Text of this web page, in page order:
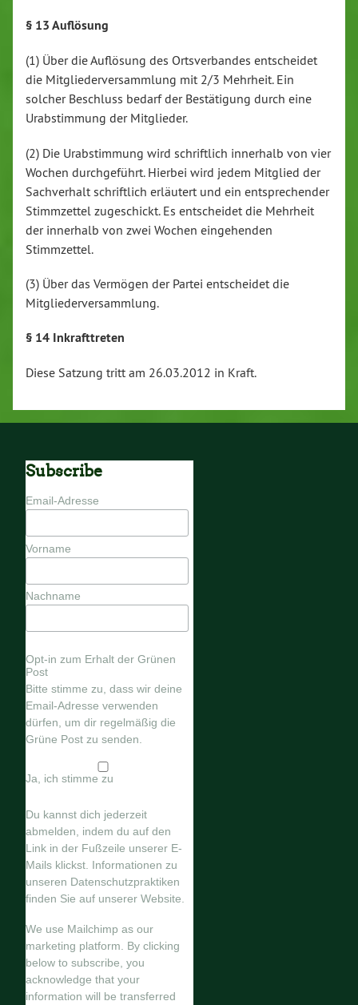
§ 13 Auflösung
(1) Über die Auflösung des Ortsverbandes entscheidet
die Mitgliederversammlung mit 2/3 Mehrheit. Ein
solcher Beschluss bedarf der Bestätigung durch eine
Urabstimmung der Mitglieder.
(2) Die Urabstimmung wird schriftlich innerhalb von vier
Wochen durchgeführt. Hierbei wird jedem Mitglied der
Sachverhalt schriftlich erläutert und ein entsprechender
Stimmzettel zugeschickt. Es entscheidet die Mehrheit
der innerhalb von zwei Wochen eingehenden
Stimmzettel.
(3) Über das Vermögen der Partei entscheidet die
Mitgliederversammlung.
§ 14 Inkrafttreten
Diese Satzung tritt am 26.03.2012 in Kraft.
Subscribe
Email-Adresse
Vorname
Nachname
Opt-in zum Erhalt der Grünen
Post
Bitte stimme zu, dass wir deine
Email-Adresse verwenden
dürfen, um dir regelmäßig die
Grüne Post zu senden.
Ja, ich stimme zu
Du kannst dich jederzeit
abmelden, indem du auf den
Link in der Fußzeile unserer E-
Mails klickst. Informationen zu
unseren Datenschutzpraktiken
finden Sie auf unserer Website.
We use Mailchimp as our
marketing platform. By clicking
below to subscribe, you
acknowledge that your
information will be transferred